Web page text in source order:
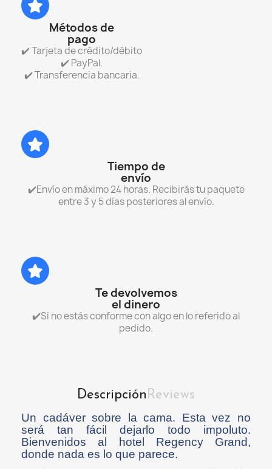
Métodos de
pago
✔️ Tarjeta de crédito/débito
✔️ PayPal.
✔️ Transferencia bancaria.
Tiempo de
envío
✔️Envío en máximo 24 horas. Recibirás tu paquete
entre 3 y 5 días posteriores al envío.
Te devolvemos
el dinero
✔️Si no estás conforme con algo en lo referido al
pedido.
DescripciónReviews
Un cadáver sobre la cama. Esta vez no
será tan fácil dejarlo todo impoluto.
Bienvenidos al hotel Regency Grand,
donde nada es lo que parece.